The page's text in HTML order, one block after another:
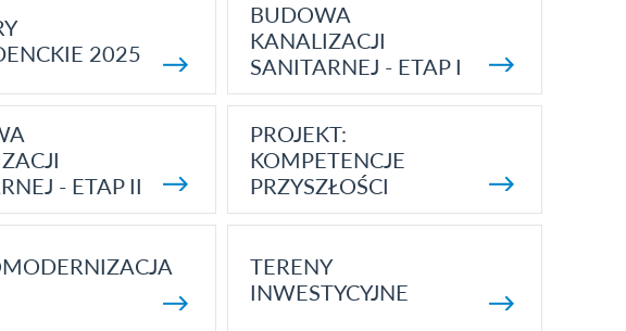
2025
BUDOWA
KANALIZACJI
SANITARNEJ - ETAP I
- ETAP II
PROJEKT:
KOMPETENCJE
PRZYSZŁOŚCI
TERENY
INWESTYCYJNE